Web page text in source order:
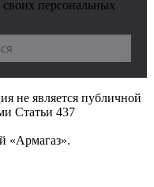
своих персональных
не является публичной
Статьи 437
«Армагаз».